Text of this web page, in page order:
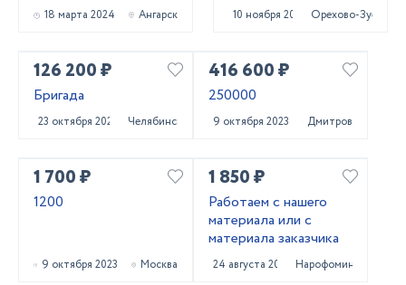
18 марта 2024 Ангарск 10 ноября 2023 Орехово-Зуево
126 200 ₽
Бригада
23 октября 2023 Челябинск
416 600 ₽
250000
9 октября 2023 Дмитров
1 700 ₽
1200
9 октября 2023 Москва
1 850 ₽
Работаем с нашего
материала или с
материала заказчика
24 августа 2023 Нарофоминск